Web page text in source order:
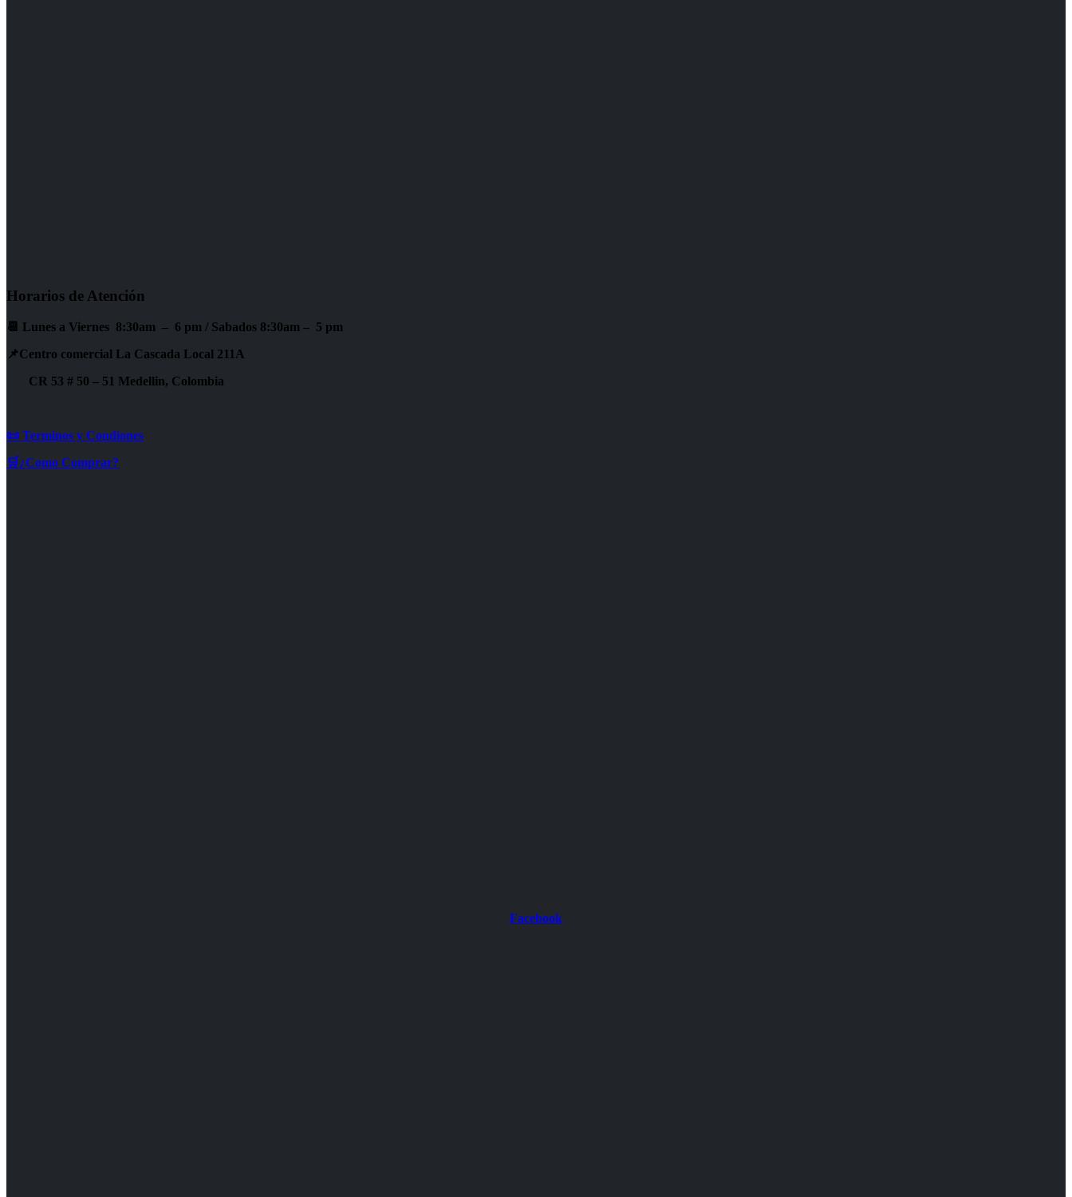
Horarios de Atención
📆 Lunes a Viernes 8:30am – 6 pm / Sabados 8:30am – 5 pm
📌Centro comercial La Cascada Local 211A
CR 53 # 50 – 51 Medellin, Colombia
📜 Terminos y Condiones
🛒¿Como Comprar?
Facebook